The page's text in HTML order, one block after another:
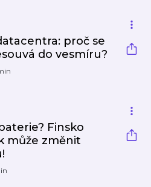
proč se
do vesmíru?
Finsko
může změnit